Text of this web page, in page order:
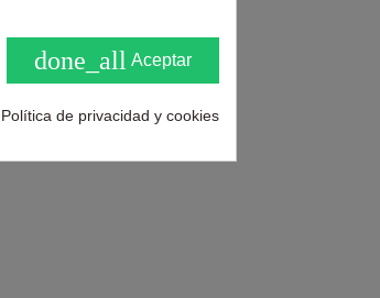
done_all Aceptar
Política de privacidad y cookies